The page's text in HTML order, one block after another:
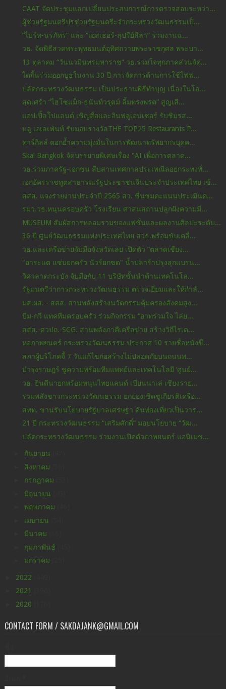
CAAT จัดประชุมแลกเปลี่ยนประสบการณ์การตรวจสอบระหว่า...
ผู้ช่วยรัฐมนตรีปรช่วยรัฐมนตรีะจำกระทรวงวัฒนธรรมเป็...
“ไบร์ท-นรภัทร” และ “เอสเธอร์-สุปรีย์ลีลา” ร่วมงานฉ...
วธ. จัดพิธีสวดพระพุทธมนต์อุทิศถวายพระราชกุศล พระบา...
13 ตุลาคม “วันนวมินทรมหาราช” วธ.รวมใจทุกภาคส่วนจัด...
ไดกิ้นร่วมออกบูธในงาน 30 ปี การจัดการด้านการใช้ไฟฟ...
ปลัดกระทรวงวัฒนธรรม เป็นประธานพิธีทำบุญ เนื่องในโอ...
สุดเศร้า “ไฮโซแม็ก-ธนันท์วรุตม์ ลิ้มทรงพรต” สูญเสี...
แอปเปิ้ลโปแลนด์ เชิญสื่อและอินฟลูเอนเซอร์ รับชิมรส...
บลู เอเลเฟ่นท์ รับมอบรางวัลTHE TOP25 Restaurants P...
คาร์กิลล์ ตอกย้ำความมุ่งมั่นในการพัฒนาทรัพยากรบุคค...
Skal Bangkok จัดบรรยายพิเศษเรื่อง "AI เพื่อการตลาด...
วธ.ร่วมภาครัฐ-เอกชน สืบสานเทศกาลประเพณีลอยกระทงทั่...
เอกอัครราชทูตสาธารณรัฐประชาชนจีนประจำประเทศไทย เข้...
สสส. แจงรายงานประจำปี 2565 สว. ชื่นชมคะแนนประเมินค...
รมว.วธ.หนุนครอบครัว โรงเรียน ศาสนสถานปลูกฝังความมี...
MUSEUM สัมผัสการหลอมรวมของแฟชั่นและผลงานศิลปะระดับ...
36 ปี ศูนย์วัฒนธรรมแห่งประเทศไทย สวธ.พร้อมขับเคลื่...
วธ.และเครือข่ายจับมือจังหวัดเลย เปิดตัว “ตลาดเชียง...
"อาระแต แซ่บยกครัว นัวร์ยกซด" น้ำปลาร้าปรุงสุกแบรน...
วิศวลาดกระบัง จับมือกับ 11 บริษัทชั้นนำด้านเทคโนโล...
รัฐมนตรีว่าการกระทรวงวัฒนธรรม ตรวจเยี่ยมและให้กำลั...
มส.ผส. - สสส. สานพลังสร้างนวัตกรรมคุ้มครองสังคมสูง...
บีม-กวี แทคทีมครอบครัว ร่วมกิจกรรม “อาทร่วมใจ ไล่ย...
สสส.-ศวปถ.-SCG. สานพลังภาคีเครือข่าย สร้างวิถีไรเด...
หอภาพยนตร์ กระทรวงวัฒนธรรม ประกาศ 10 รายชื่อหนังขึ...
สภาผู้บริโภคจี้ 7 วันแก้ไขก่อสร้างไม่ปลอดภัยบนถนนพ...
บำรุงราษฎร์ ชูความพร้อมทีมแพทย์และเทคโนโลยี ‘ศูนย์...
วธ. ยินดีนายกพร้อมหนุนไทยแลนด์ เบียนนาเล่ เชียงราย...
รวมพลังชาวกระทรวงวัฒนธรรม ยกย่องเชิดชูเกียรติเครือ...
สทท. ขานรับนโยบายรัฐบาลเศรษฐา ดันท่องเที่ยวเป็นวาร...
21 ปี กระทรวงวัฒนธรรม “เสริมศักดิ์” มอบนโยบาย “วัฒ...
ปลัดกระทรวงวัฒนธรรม ร่วมงานเปิดตัวภาพยนตร์ แอนิเมช...
กันยายน
สิงหาคม
กรกฎาคม
มิถุนายน
พฤษภาคม
เมษายน
มีนาคม
กุมภาพันธ์
มกราคม
2022
2021
2020
CONTACT FORM / SAKDAJANK@GMAIL.COM